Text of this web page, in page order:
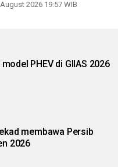
pertanahan
2026 19:57 WIB
PHEV di GIIAS 2026
membawa Persib
2026